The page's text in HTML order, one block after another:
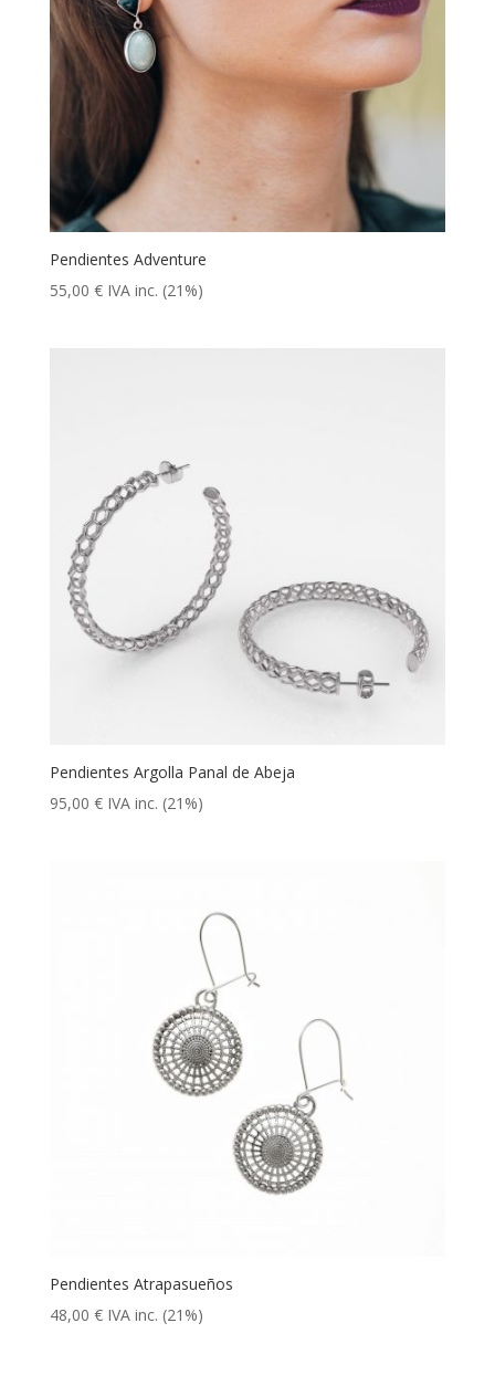
Pendientes Adventure
55,00 € IVA inc. (21%)
Pendientes Argolla Panal de Abeja
95,00 € IVA inc. (21%)
Pendientes Atrapasueños
48,00 € IVA inc. (21%)